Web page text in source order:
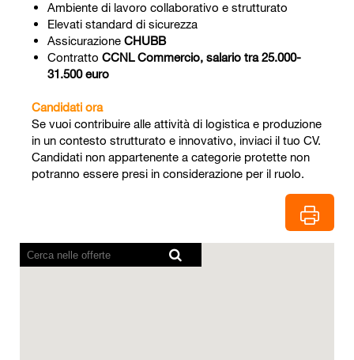
Ambiente di lavoro collaborativo e strutturato
Elevati standard di sicurezza
Assicurazione CHUBB
Contratto CCNL Commercio, salario tra 25.000-
31.500 euro
Candidati ora
Se vuoi contribuire alle attività di logistica e produzione
in un contesto strutturato e innovativo, inviaci il tuo CV.
Candidati non appartenente a categorie protette non
potranno essere presi in considerazione per il ruolo.
lettori